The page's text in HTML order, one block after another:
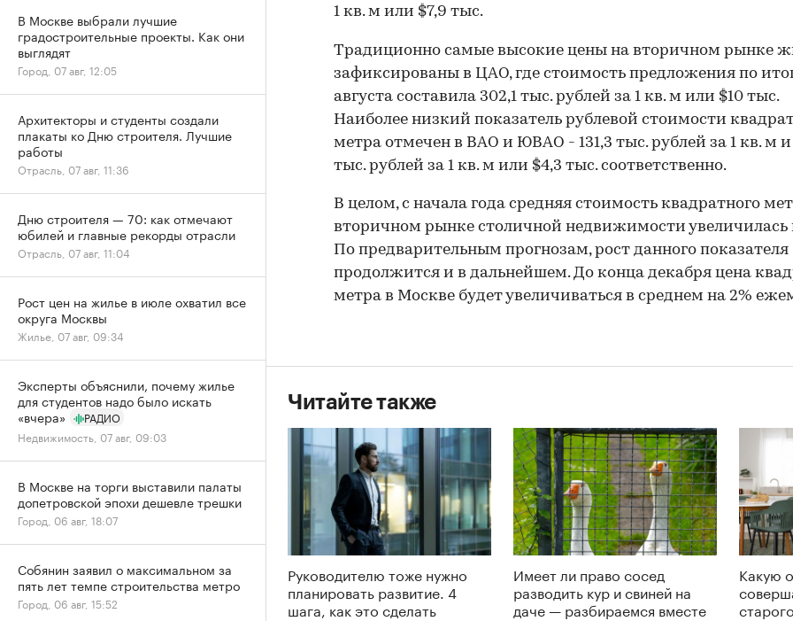
1 кв. м или $7,9 тыс.
Традиционно самые высокие цены на вторичном рынке
зафиксированы в ЦАО, где стоимость предложения по
августа составила 302,1 тыс. рублей за 1 кв. м или $10 тыс.
Наиболее низкий показатель рублевой стоимости
метра отмечен в ВАО и ЮВАО - 131,3 тыс. рублей за 1 кв. м и
тыс. рублей за 1 кв. м или $4,3 тыс. соответственно.
В целом, с начала года средняя стоимость квадратного
вторичном рынке столичной недвижимости увеличилась
По предварительным прогнозам, рост данного показателя
продолжится и в дальнейшем. До конца декабря цена
метра в Москве будет увеличиваться в среднем на 2%
Читайте также
Руководителю тоже нужно
планировать развитие. 4
шага, как это сделать
Имеет ли право сосед
разводить кур и свиней на
даче — разбираемся вместе
Какую
В Москве выбрали лучшие
градостроительные проекты. Как они
выглядят
Город, 07 авг, 12:05
Архитекторы и студенты создали
плакаты ко Дню строителя. Лучшие
работы
Отрасль, 07 авг, 11:36
Дню строителя — 70: как отмечают
юбилей и главные рекорды отрасли
Отрасль, 07 авг, 11:04
Рост цен на жилье в июле охватил все
округа Москвы
Жилье, 07 авг, 09:34
Эксперты объяснили, почему жилье
для студентов надо было искать
«вчера»
РАДИО
Недвижимость, 07 авг, 09:03
В Москве на торги выставили палаты
допетровской эпохи дешевле трешки
Город, 06 авг, 18:07
Собянин заявил о максимальном за
пять лет темпе строительства метро
Город, 06 авг, 15:52